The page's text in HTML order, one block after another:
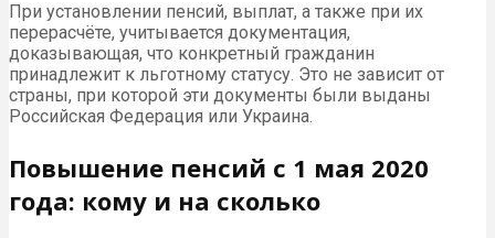
При установлении пенсий, выплат, а также при их
перерасчёте, учитывается документация,
доказывающая, что конкретный гражданин
принадлежит к льготному статусу. Это не зависит от
страны, при которой эти документы были выданы
Российская Федерация или Украина.
Повышение пенсий с 1 мая 2020
года: кому и на сколько